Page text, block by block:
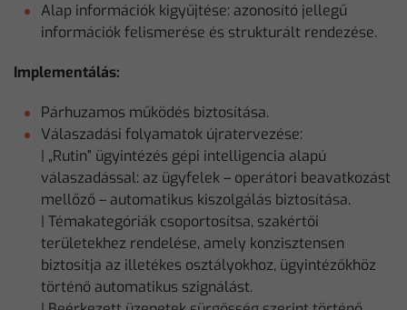
Alap információk kigyűjtése: azonosító jellegű
információk felismerése és strukturált rendezése.
Implementálás:
Párhuzamos működés biztosítása.
Válaszadási folyamatok újratervezése:
| „Rutin” ügyintézés gépi intelligencia alapú
válaszadással: az ügyfelek – operátori beavatkozást
mellőző – automatikus kiszolgálás biztosítása.
| Témakategóriák csoportosítsa, szakértői
területekhez rendelése, amely konzisztensen
biztosítja az illetékes osztályokhoz, ügyintézőkhöz
történő automatikus szignálást.